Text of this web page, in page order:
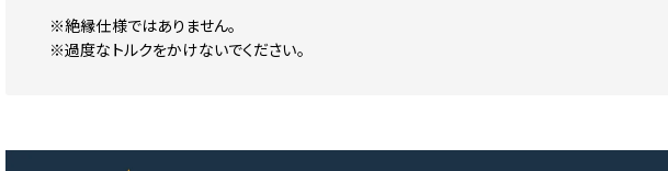
※絶縁仕様ではありません。
※過度なトルクをかけないでください。